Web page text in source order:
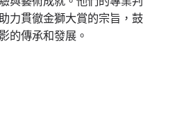
力貫徹金獅大賞的宗旨，鼓
的傳承和發展。